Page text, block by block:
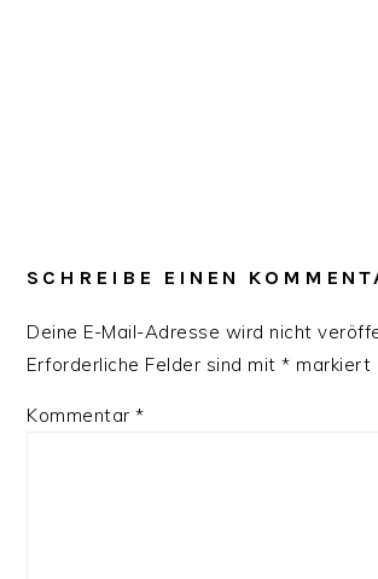
SCHREIBE EINEN
Deine E-Mail-Adresse wird nicht
Erforderliche Felder sind mit* markiert
Kommentar*